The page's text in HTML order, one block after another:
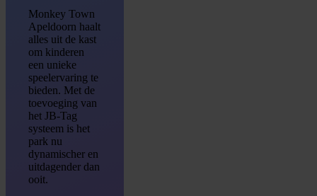
Monkey Town
Apeldoorn haalt
alles uit de kast
om kinderen
een unieke
speelervaring te
bieden. Met de
toevoeging van
het JB-Tag
systeem is het
park nu
dynamischer en
uitdagender dan
ooit.